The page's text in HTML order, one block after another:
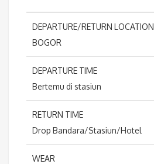
DEPARTURE/RETURN LOCATION
BOGOR
DEPARTURE TIME
Bertemu di stasiun
RETURN TIME
Drop Bandara/Stasiun/Hotel
WEAR